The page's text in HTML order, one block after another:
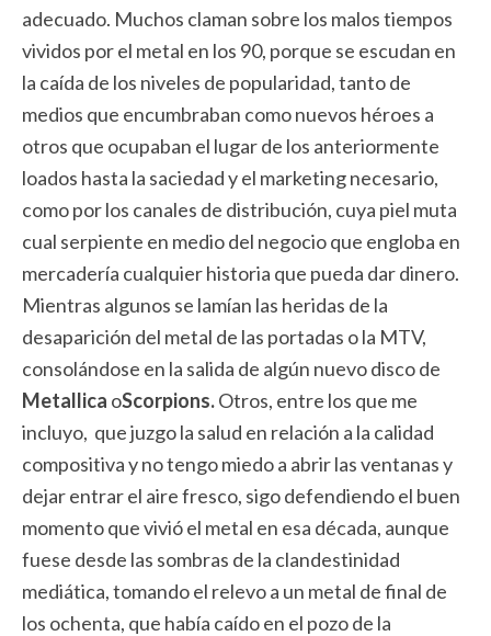
adecuado. Muchos claman sobre los malos tiempos
vividos por el metal en los 90, porque se escudan en
la caída de los niveles de popularidad, tanto de
medios que encumbraban como nuevos héroes a
otros que ocupaban el lugar de los anteriormente
loados hasta la saciedad y el marketing necesario,
como por los canales de distribución, cuya piel muta
cual serpiente en medio del negocio que engloba en
mercadería cualquier historia que pueda dar dinero.
Mientras algunos se lamían las heridas de la
desaparición del metal de las portadas o la MTV,
consolándose en la salida de algún nuevo disco de
Metallica oScorpions.Otros, entre los que me
incluyo, que juzgo la salud en relación a la calidad
compositiva y no tengo miedo a abrir las ventanas y
dejar entrar el aire fresco, sigo defendiendo el buen
momento que vivió el metal en esa década, aunque
fuese desde las sombras de la clandestinidad
mediática, tomando el relevo a un metal de final de
los ochenta, que había caído en el pozo de la